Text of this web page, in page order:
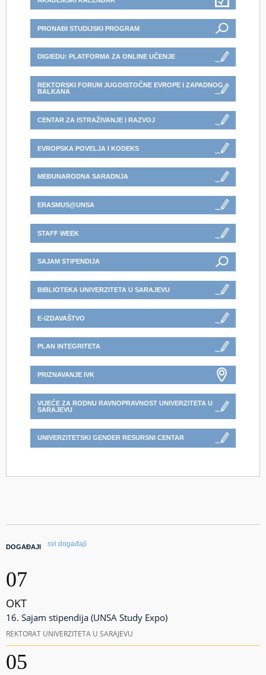
PRONAĐI STUDIJSKI PROGRAM
DIGIEDU: PLATFORMA ZA ONLINE UČENJE
REKTORSKI FORUM JUGOISTOČNE EVROPE I ZAPADNOG
BALKANA
CENTAR ZA ISTRAŽIVANJE I RAZVOJ
EVROPSKA POVELJA I KODEKS
MEĐUNARODNA SARADNJA
ERASMUS@UNSA
STAFF WEEK
SAJAM STIPENDIJA
BIBLIOTEKA UNIVERZITETA U SARAJEVU
E-IZDAVAŠTVO
PLAN INTEGRITETA
PRIZNAVANJE IVK
VIJEĆE ZA RODNU RAVNOPRAVNOST UNIVERZITETA U
SARAJEVU
UNIVERZITETSKI GENDER RESURSNI CENTAR
DOGAĐAJI svi događaji
07
OKT
16. Sajam stipendija (UNSA Study Expo)
REKTORAT UNIVERZITETA U SARAJEVU
05